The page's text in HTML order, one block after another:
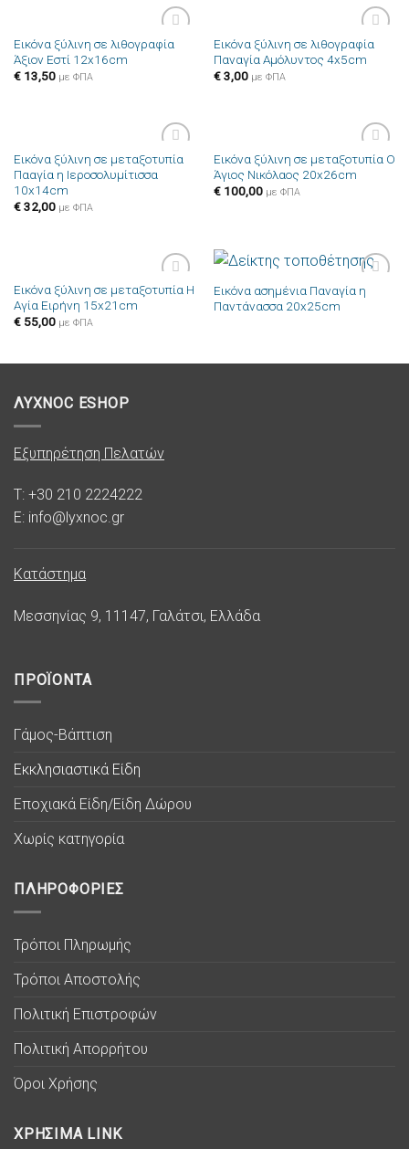
Πρόσθήκη
Εικόνα ξύλινη σε λιθογραφία
Άξιον Εστί 12x16cm
€13,50 με ΦΠΑ
Πρόσθήκη
στην λίστα
Εικόνα ξύλινη σε λιθογραφία
Παναγία Αμόλυντος 4x5cm
€3,00 με ΦΠΑ
Πρόσθήκη
στην λίστα
Εικόνα ξύλινη σε μεταξοτυπία
Πααγία η Ιεροσολυμίτισσα
10x14cm
€32,00 με ΦΠΑ
Πρόσθήκη
στην λίστα
Εικόνα ξύλινη σε μεταξοτυπία Ο
Άγιος Νικόλαος 20x26cm
€100,00 με ΦΠΑ
Πρόσθήκη
στην λίστα
Εικόνα ξύλινη σε μεταξοτυπία Η
Αγία Ειρήνη 15x21cm
€55,00 με ΦΠΑ
Πρόσθήκη
στην λίστα
Εικόνα ασημένια Παναγία η
Παντάνασσα 20x25cm
ΛΥΧΝΟC ESHOP
Εξυπηρέτηση Πελατών
T: +30 210 2224222
E: info@lyxnoc.gr
Κατάστημα
Μεσσηνίας 9, 11147, Γαλάτσι, Ελλάδα
ΠΡΟΪΟΝΤΑ
Γάμος-Βάπτιση
Εκκλησιαστικά Είδη
Εποχιακά Είδη/Είδη Δώρου
Χωρίς κατηγορία
ΠΛΗΡΟΦΟΡΙΕΣ
Τρόποι Πληρωμής
Τρόποι Αποστολής
Πολιτική Επιστροφών
Πολιτική Απορρήτου
Όροι Χρήσης
ΧΡΗΣΙΜΑ LINK